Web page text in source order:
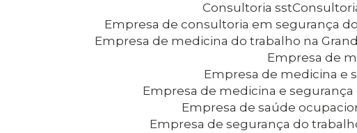
Consultoria sst
Empresa de consultoria em segurança
Empresa de medicina do trabalho na
Empresa de
Empresa de medicina e
Empresa de medicina e
Empresa de saúde
Empresa de segurança do